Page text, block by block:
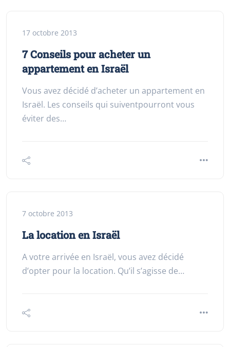
17 octobre 2013
7 Conseils pour acheter un
appartement en Israël
Vous avez décidé d’acheter un appartement en
Israël. Les conseils qui suiventpourront vous
éviter des…
7 octobre 2013
La location en Israël
A votre arrivée en Israël, vous avez décidé
d’opter pour la location. Qu’il s’agisse de…